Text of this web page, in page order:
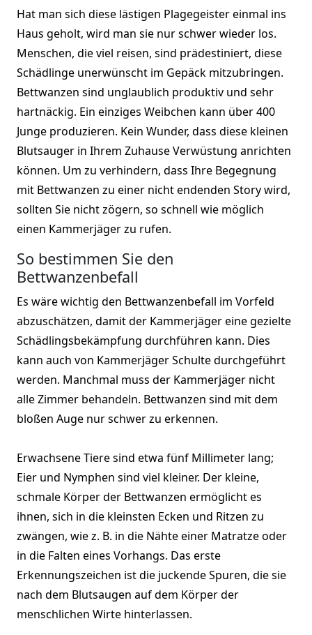
Hat man sich diese lästigen Plagegeister einmal ins
Haus geholt, wird man sie nur schwer wieder los.
Menschen, die viel reisen, sind prädestiniert, diese
Schädlinge unerwünscht im Gepäck mitzubringen.
Bettwanzen sind unglaublich produktiv und sehr
hartnäckig. Ein einziges Weibchen kann über 400
Junge produzieren. Kein Wunder, dass diese kleinen
Blutsauger in Ihrem Zuhause Verwüstung anrichten
können. Um zu verhindern, dass Ihre Begegnung
mit Bettwanzen zu einer nicht endenden Story wird,
sollten Sie nicht zögern, so schnell wie möglich
einen Kammerjäger zu rufen.
So bestimmen Sie den
Bettwanzenbefall
Es wäre wichtig den Bettwanzenbefall im Vorfeld
abzuschätzen, damit der Kammerjäger eine gezielte
Schädlingsbekämpfung durchführen kann. Dies
kann auch von Kammerjäger Schulte durchgeführt
werden. Manchmal muss der Kammerjäger nicht
alle Zimmer behandeln. Bettwanzen sind mit dem
bloßen Auge nur schwer zu erkennen.
Erwachsene Tiere sind etwa fünf Millimeter lang;
Eier und Nymphen sind viel kleiner. Der kleine,
schmale Körper der Bettwanzen ermöglicht es
ihnen, sich in die kleinsten Ecken und Ritzen zu
zwängen, wie z. B. in die Nähte einer Matratze oder
in die Falten eines Vorhangs. Das erste
Erkennungszeichen ist die juckende Spuren, die sie
nach dem Blutsaugen auf dem Körper der
menschlichen Wirte hinterlassen.